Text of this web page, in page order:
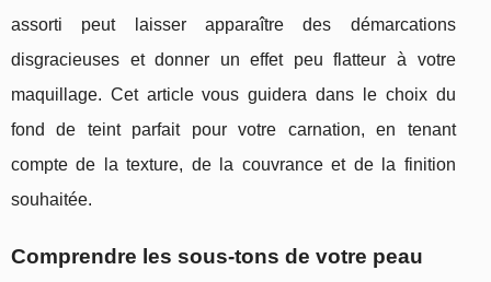
assorti peut laisser apparaître des démarcations
disgracieuses et donner un effet peu flatteur à votre
maquillage. Cet article vous guidera dans le choix du
fond de teint parfait pour votre carnation, en tenant
compte de la texture, de la couvrance et de la finition
souhaitée.
Comprendre les sous-tons de votre peau